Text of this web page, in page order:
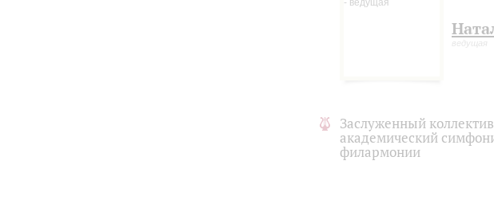
ведущая
Заслуженный
академический
филармонии